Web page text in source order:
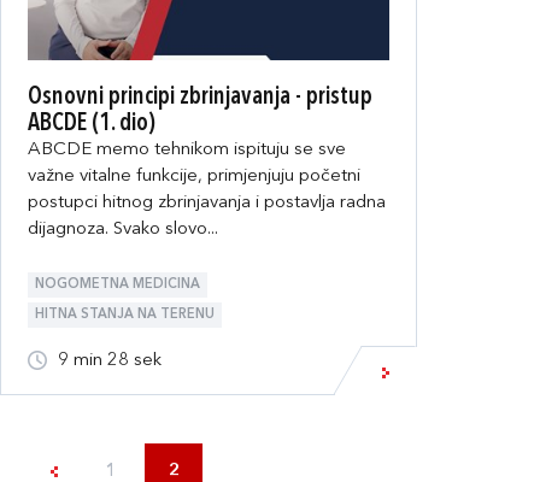
Osnovni principi zbrinjavanja - pristup
ABCDE (1. dio)
ABCDE memo tehnikom ispituju se sve
važne vitalne funkcije, primjenjuju početni
postupci hitnog zbrinjavanja i postavlja radna
dijagnoza. Svako slovo...
NOGOMETNA MEDICINA
HITNA STANJA NA TERENU
9 min 28 sek
1 2